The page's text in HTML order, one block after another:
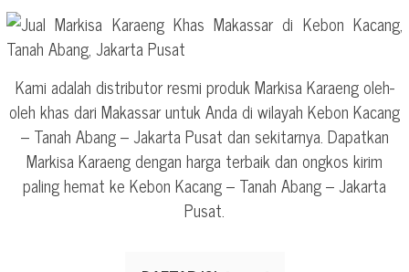
Kami adalah distributor resmi produk Markisa Karaeng oleh-
oleh khas dari Makassar untuk Anda di wilayah Kebon Kacang
– Tanah Abang – Jakarta Pusat dan sekitarnya. Dapatkan
Markisa Karaeng dengan harga terbaik dan ongkos kirim
paling hemat ke Kebon Kacang – Tanah Abang – Jakarta
Pusat.